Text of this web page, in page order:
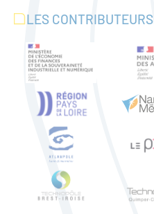
LES CONTRIBUTEURS